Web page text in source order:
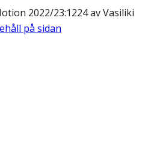
2022/23:1224 av Vasiliki
på sidan